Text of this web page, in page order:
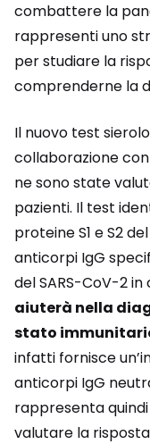
combattere la
rappresenti uno
per studiare la
comprenderne la
Il nuovo test
collaborazione
ne sono state
pazienti. Il test
proteine S1 e S2
anticorpi IgG
del SARS-CoV-2
aiuterà nella
stato
infatti fornisce
anticorpi IgG
rappresenta
valutare la